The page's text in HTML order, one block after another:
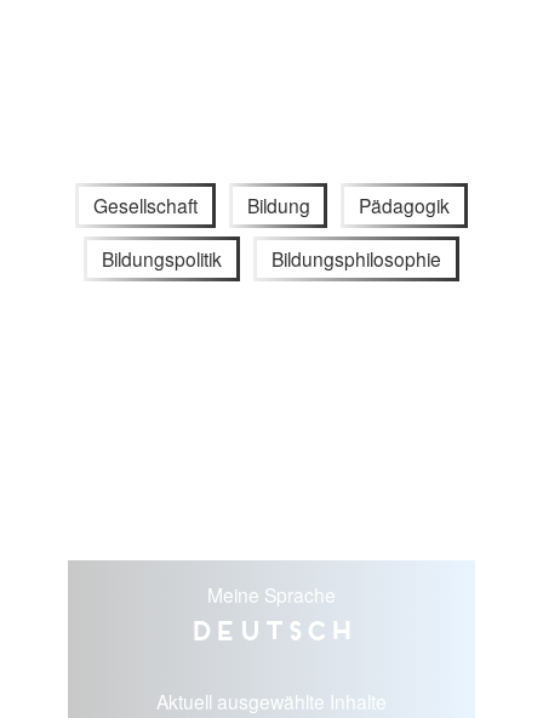
Gesellschaft Bildung Pädagogik
Bildungspolitik Bildungsphilosophie
Meine Sprache
Deutsch
Aktuell ausgewählte Inhalte